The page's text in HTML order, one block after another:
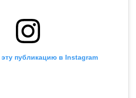
публикацию в Instagram